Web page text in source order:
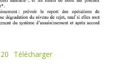
Télécharger